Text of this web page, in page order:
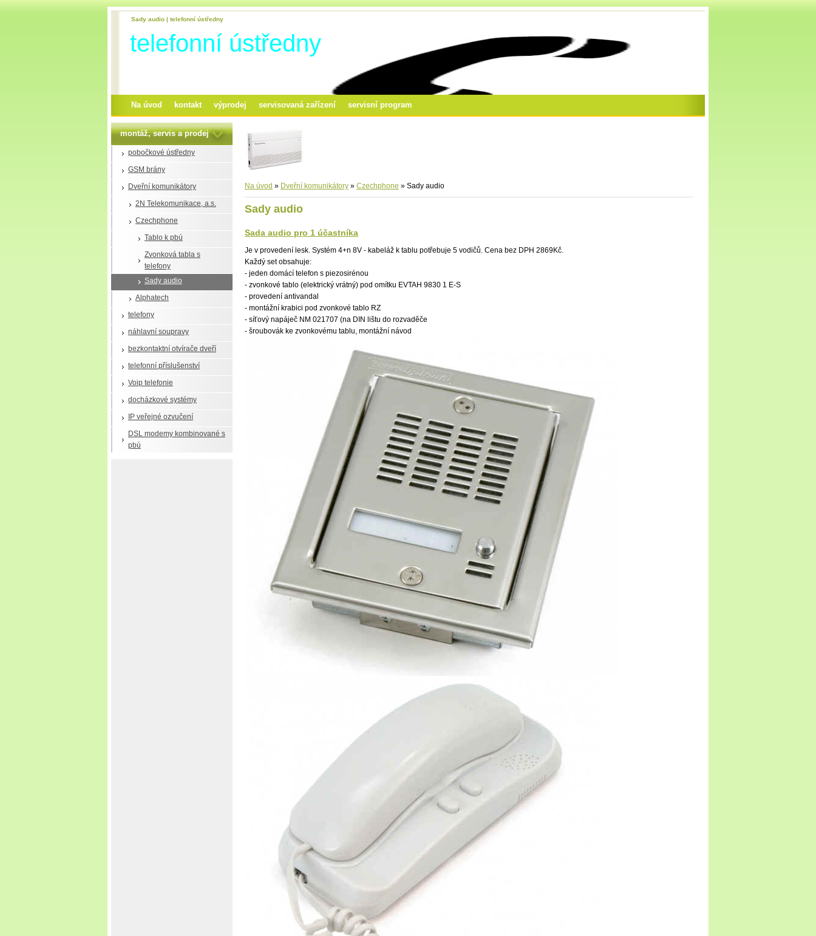
Sady audio | telefonní ústředny
telefonní ústředny
Na úvod kontakt výprodej servisovaná zařízení servisní program
montáž, servis a prodej
pobočkové ústředny
GSM brány
Dveřní komunikátory
2N Telekomunikace, a.s.
Czechphone
Tablo k pbú
Zvonková tabla s
telefony
Sady audio
Alphatech
telefony
náhlavní soupravy
bezkontaktní otvírače dveří
telefonní příslušenství
Voip telefonie
docházkové systémy
IP veřejné ozvučení
DSL modemy kombinované s
pbú
Na úvod » Dveřní komunikátory » Czechphone » Sady audio
Sady audio
Sada audio pro 1 účastníka
Je v provedení lesk. Systém 4+n 8V - kabeláž k tablu potřebuje 5 vodičů. Cena bez DPH 2869Kč.
Každý set obsahuje:
- jeden domácí­ telefon s piezosirénou
- zvonkové tablo (elektrický vrátný) pod omí­tku EVTAH 9830 1 E-S
- provedení­ antivandal
- montážní­ krabici pod zvonkové tablo RZ
- síťový napáječ NM 021707 (na DIN lištu do rozvaděče
- šroubovák ke zvonkovému tablu, montážní­ návod